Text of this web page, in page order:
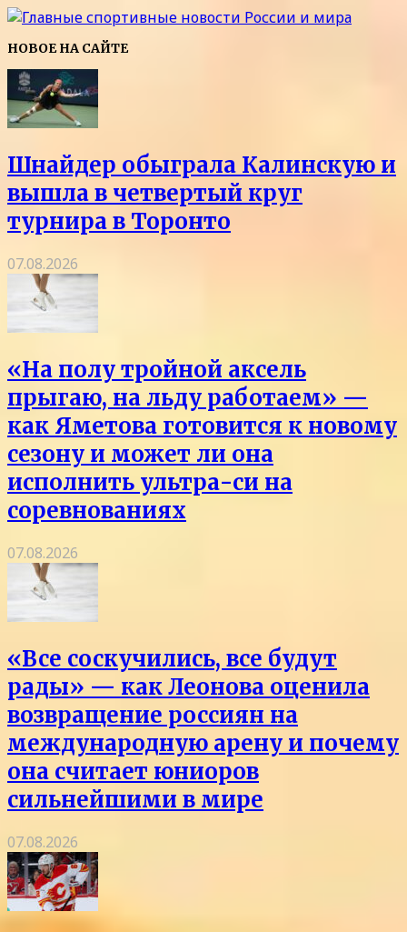
НОВОЕ НА САЙТЕ
Шнайдер обыграла Калинскую и
вышла в четвертый круг
турнира в Торонто
07.08.2026
«На полу тройной аксель
прыгаю, на льду работаем» —
как Яметова готовится к новому
сезону и может ли она
исполнить ультра-си на
соревнованиях
07.08.2026
«Все соскучились, все будут
рады» — как Леонова оценила
возвращение россиян на
международную арену и почему
она считает юниоров
сильнейшими в мире
07.08.2026